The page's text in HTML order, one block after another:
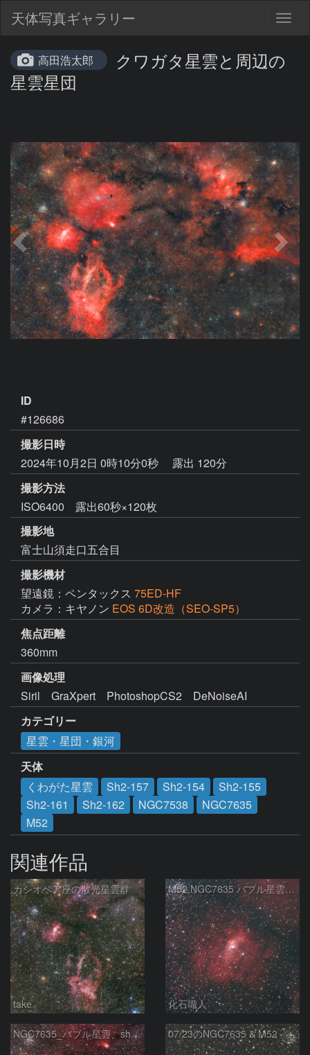
天体写真ギャラリー
高田浩太郎
クワガタ星雲と周辺の
星雲星団
ID
#126686
撮影日時
2024年10月2日 0時10分0秒
露出 120分
撮影方法
ISO6400 露出60秒×120枚
撮影地
富士山須走口五合目
撮影機材
望遠鏡：ペンタックス 75ED-HF
カメラ：キヤノン EOS 6D改造（SEO-SP5）
焦点距離
360mm
画像処理
Siril　GraXpert　PhotoshopCS2　DeNoiseAI
カテゴリー
星雲・星団・銀河
天体
くわがた星雲
Sh2-157 Sh2-154
Sh2-155
Sh2-161
Sh2-162 NGC7538
NGC7635
M52
関連作品
カシオペア座の散光星雲群
take
M52 NGC7635 バブル星雲 Sh2-159 カシオペア座
化石職人
NGC7635_バブル星雲、sh2-157_くわがた星雲 07/23のNGC7635 & M52